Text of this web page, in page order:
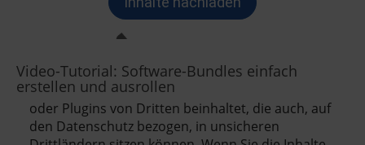
Video-Tutorial: Software-Bundles einfach
erstellen und ausrollen